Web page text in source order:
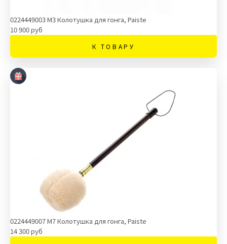
0224449003 М3 Колотушка для гонга, Paiste
10 900 руб
К ТОВАРУ
0224449007 М7 Колотушка для гонга, Paiste
14 300 руб